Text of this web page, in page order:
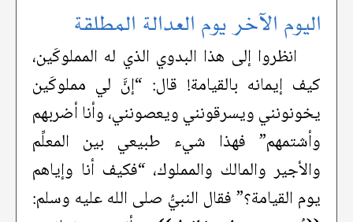
اليوم الآخر يوم العدالة المطلقة
انظروا إلى هذا البدوي الذي له المملوكَين،
كيف إيمانه بالقيامة! قال: “إنَّ لي مملوكَين
يخونونني ويسرقونني ويعصونني، وأنا أضربهم
وأشتمهم” فهذا شيء طبيعي بين المعلِّم
والأجير والمالك والمملوك، “فكيف أنا وإياهم
يوم القيامة؟” فقال النبيُّ صلى الله عليه وسلم: